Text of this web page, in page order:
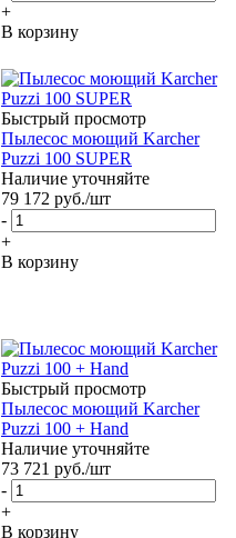
+
В корзину
Быстрый просмотр
Пылесос моющий Karcher
Puzzi 100 SUPER
Наличие уточняйте
79 172 руб./шт
-
+
В корзину
Быстрый просмотр
Пылесос моющий Karcher
Puzzi 100 + Hand
Наличие уточняйте
73 721 руб./шт
-
+
В корзину